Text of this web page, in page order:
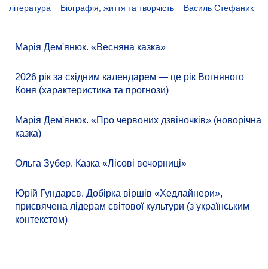
література
Біографія, життя та творчість Василь Стефаник
Марія Дем'янюк. «Весняна казка»
2026 рік за східним календарем — це рік Вогняного
Коня (характеристика та прогнози)
Марія Дем'янюк. «Про червоних дзвіночків» (новорічна
казка)
Ольга Зубер. Казка «Лісові вечорниці»
Юрій Гундарєв. Добірка віршів «Хедлайнери»,
присвячена лідерам світової культури (з українським
контекстом)